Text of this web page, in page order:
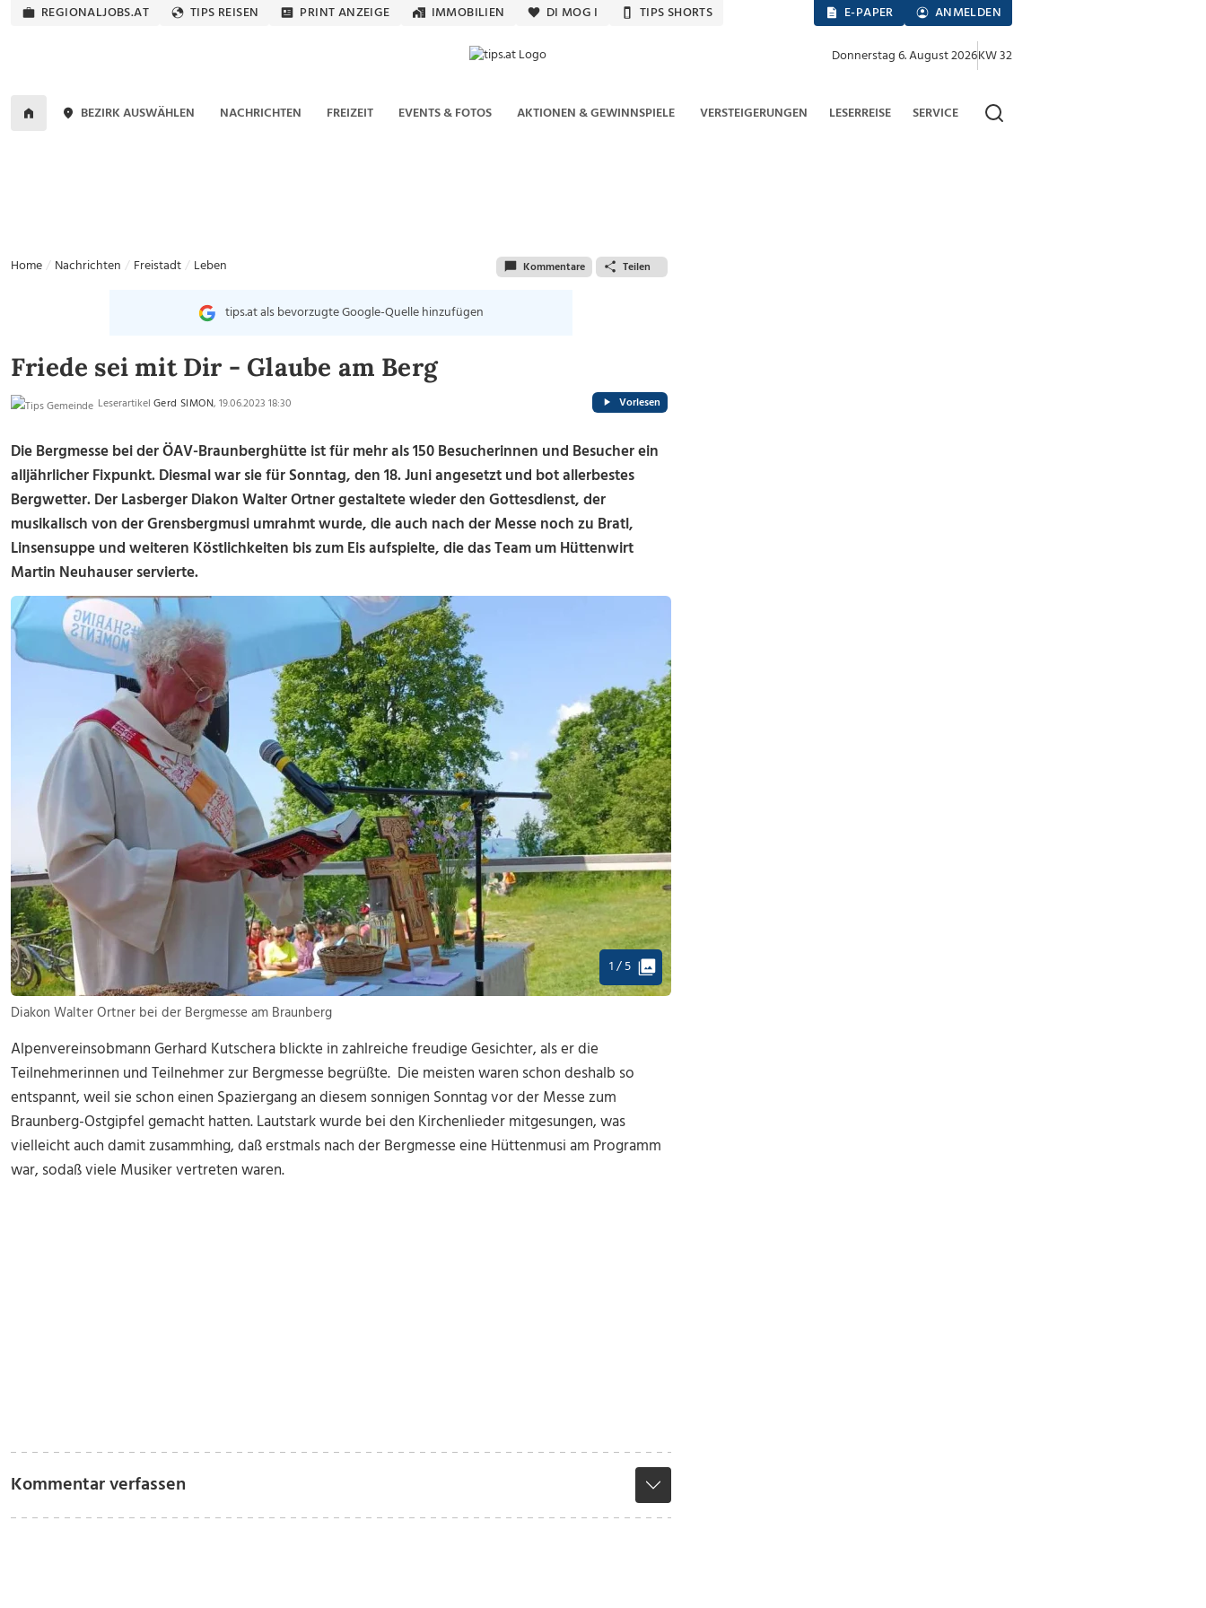
REGIONALJOBS.AT TIPS REISEN PRINT ANZEIGE IMMOBILIEN DI MOG I TIPS SHORTS E-PAPER ANMELDEN
Donnerstag 6. August 2026KW 32
BEZIRK AUSWÄHLEN NACHRICHTEN FREIZEIT EVENTS & FOTOS AKTIONEN & GEWINNSPIELE VERSTEIGERUNGEN LESERREISE SERVICE
Home Nachrichten Freistadt Leben Kommentare Teilen
tips.at als bevorzugte Google-Quelle hinzufügen
Friede sei mit Dir - Glaube am Berg
Leserartikel Gerd SIMON, 19.06.2023 18:30 Vorlesen
Die Bergmesse bei der ÖAV-Braunberghütte ist für mehr als 150 Besucherinnen und Besucher ein
alljährlicher Fixpunkt. Diesmal war sie für Sonntag, den 18. Juni angesetzt und bot allerbestes
Bergwetter. Der Lasberger Diakon Walter Ortner gestaltete wieder den Gottesdienst, der
musikalisch von der Grensbergmusi umrahmt wurde, die auch nach der Messe noch zu Bratl,
Linsensuppe und weiteren Köstlichkeiten bis zum Eis aufspielte, die das Team um Hüttenwirt
Martin Neuhauser servierte.
1 / 5
Diakon Walter Ortner bei der Bergmesse am Braunberg
Alpenvereinsobmann Gerhard Kutschera blickte in zahlreiche freudige Gesichter, als er die
Teilnehmerinnen und Teilnehmer zur Bergmesse begrüßte. Die meisten waren schon deshalb so
entspannt, weil sie schon einen Spaziergang an diesem sonnigen Sonntag vor der Messe zum
Braunberg-Ostgipfel gemacht hatten. Lautstark wurde bei den Kirchenlieder mitgesungen, was
vielleicht auch damit zusammhing, daß erstmals nach der Bergmesse eine Hüttenmusi am Programm
war, sodaß viele Musiker vertreten waren.
Kommentar verfassen